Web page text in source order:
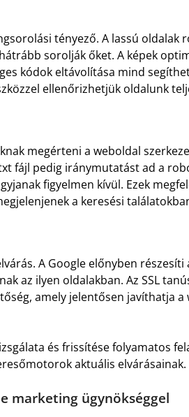
tényező. A lassú oldalak
sorolják őket. A képek
kódok eltávolítása mind
ellenőrizhetjük oldalunk
megérteni a weboldal
fájl pedig iránymutatást ad a
figyelmen kívül. Ezek
a keresési
A Google előnyben részesíti
az ilyen oldalakban. Az SSL
amely jelentősen javíthatja a
és frissítése folyamatos
aktuális elvárásainak.
marketing ügynökséggel